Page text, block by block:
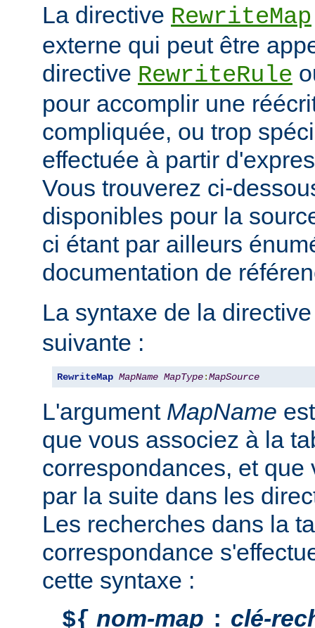
La directive RewriteMap
externe qui peut être
directive RewriteRule
pour accomplir une
compliquée, ou trop
effectuée à partir
Vous trouverez ci-
disponibles pour la
ci étant par ailleurs
documentation de
La syntaxe de la
suivante :
RewriteMap MapName MapType:MapSource
L'argument MapName
que vous associez à la
correspondances, et
par la suite dans les
Les recherches dans la
correspondance
cette syntaxe :
${ nom-map : clé-